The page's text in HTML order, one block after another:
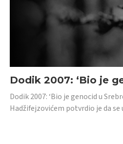
Dodik 2007: ‘Bio je
Dodik 2007: ‘Bio je genocid u
Hadžifejzovićem potvrdio je da